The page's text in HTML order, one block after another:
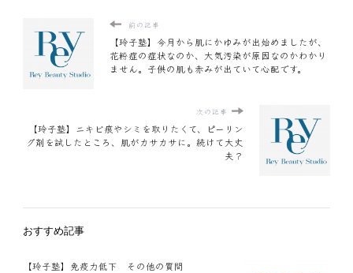
前の記事
【玲子塾】今月から肌にかゆみが出始めましたが、
花粉症の症状なのか、大気汚染が原因なのかわかり
ません。子供の肌も赤みが出ていて心配です。
次の記事
【玲子塾】ニキビ痕やシミを取りたくて、ピーリン
グ剤を試したところ、肌がカサカサに。続けて大丈
夫？
おすすめ記事
【玲子塾】免疫力低下 その他の質問